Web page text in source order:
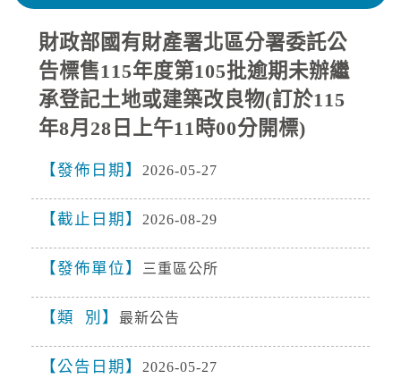
2026-08-08, 22:41│中央氣象署
第13號颱風及其外圍環流影響，8日晚上至9日晚
上基隆市、臺北市、新北市、桃園市、新竹市、
新竹縣、苗栗縣、臺中市、南投縣、彰化縣、屏
東縣、宜蘭縣、臺東縣(含蘭嶼、綠島)、澎湖
縣、連江縣局部地區有平均風6級以上或陣風8級
以上發生的機率(黃色燈號)，請注意。
淹水感測
2026-08-08, 22:17│水利署
08/08 22:10 水利署訊: 疏洪一路/疏洪四路交叉路
口 (感測器 五股區疏洪一路/疏洪四路交叉路口測
站)已達黃燈警戒，淹水深度已達10公分以上。​​​
道路封閉
新北市 八里區 台61線 0K+0~2K+0。受損狀況/
管制原因: 淡江大橋強風預警性封閉管制機車
風。
降雨
財政部國有財產署北區分署委託公
告標售115年度第105批逾期未辦繼
承登記土地或建築改良物(訂於115
年8月28日上午11時00分開標)
發佈日期 2026-05-27
截止日期 2026-08-29
發佈單位 三重區公所
類 別 最新公告
公告日期 2026-05-27